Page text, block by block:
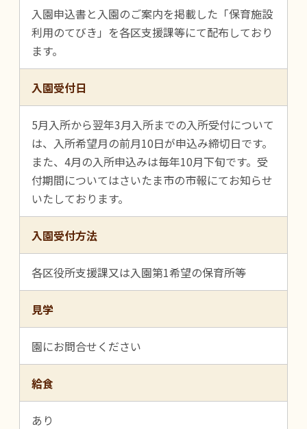
入園申込書と入園のご案内を掲載した「保育施設
利用のてびき」を各区支援課等にて配布しており
ます。
入園受付日
5月入所から翌年3月入所までの入所受付について
は、入所希望月の前月10日が申込み締切日です。
また、4月の入所申込みは毎年10月下旬です。受
付期間についてはさいたま市の市報にてお知らせ
いたしております。
入園受付方法
各区役所支援課又は入園第1希望の保育所等
見学
園にお問合せください
給食
あり